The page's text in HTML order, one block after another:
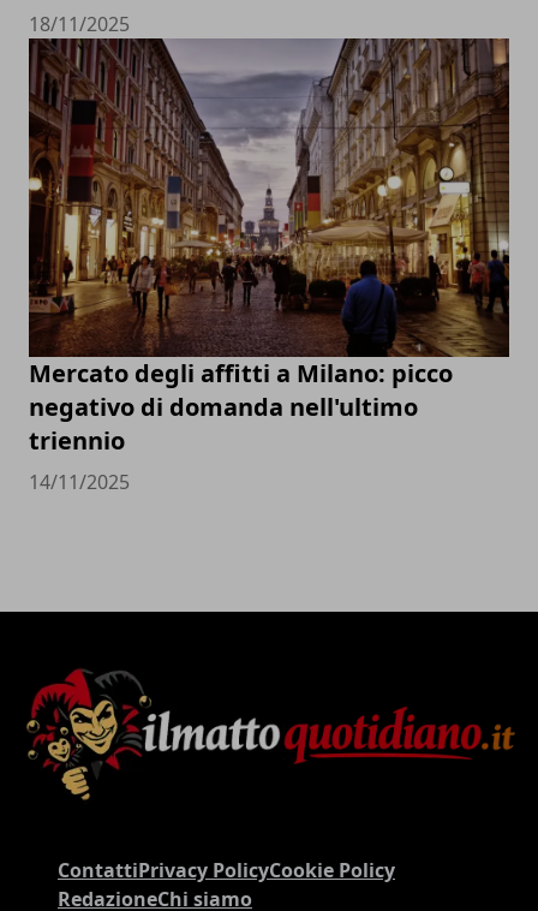
18/11/2025
Mercato degli affitti a Milano: picco
negativo di domanda nell'ultimo
triennio
14/11/2025
ContattiPrivacy PolicyCookie Policy
RedazioneChi siamo